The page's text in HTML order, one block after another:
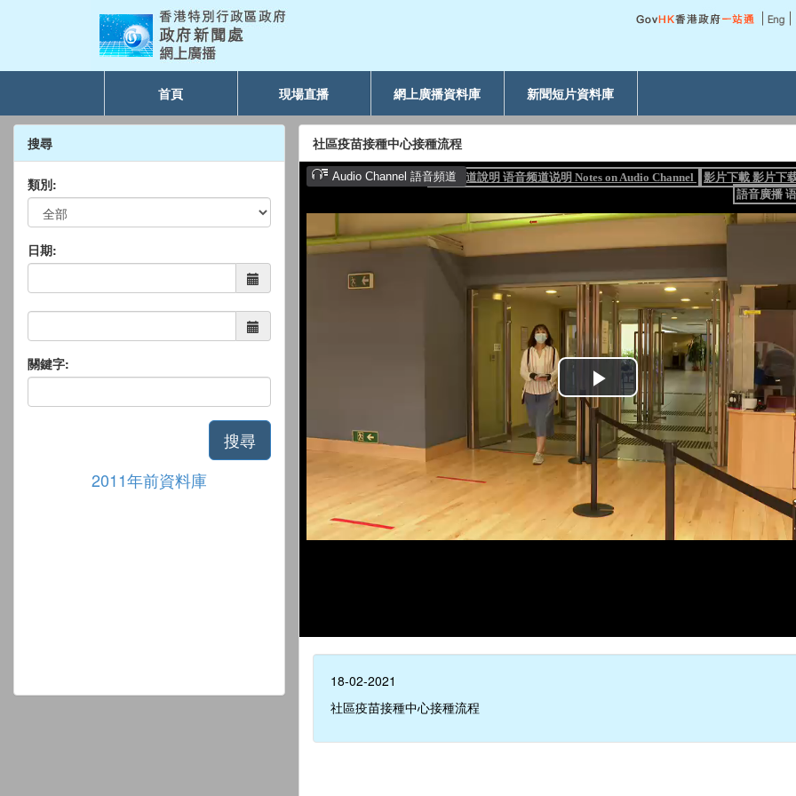
首頁 現場直播 網上廣播資料庫 新聞短片資料庫
搜尋
類別:
日期:
關鍵字:
搜尋
2011年前資料庫
社區疫苗接種中心接種流程
18-02-2021
社區疫苗接種中心接種流程